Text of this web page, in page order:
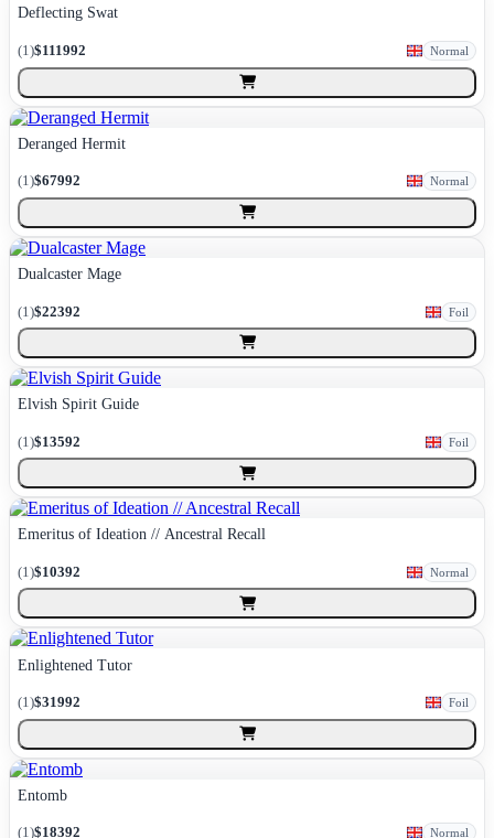
Deflecting Swat
(1)$111992 Normal
Deranged Hermit
(1)$67992 Normal
Dualcaster Mage
(1)$22392 Foil
Elvish Spirit Guide
(1)$13592 Foil
Emeritus of Ideation // Ancestral Recall
(1)$10392 Normal
Enlightened Tutor
(1)$31992 Foil
Entomb
(1)$18392 Normal